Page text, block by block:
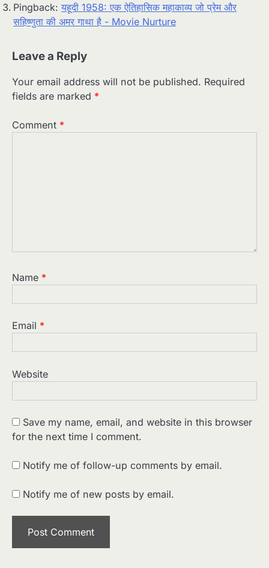
Pingback: यहूदी 1958: एक ऐतिहासिक महाकाव्य जो प्रेम और
सहिष्णुता की अमर गाथा है - Movie Nurture
Leave a Reply
Your email address will not be published. Required
fields are marked *
Comment *
Name *
Email *
Website
Save my name, email, and website in this browser
for the next time I comment.
Notify me of follow-up comments by email.
Notify me of new posts by email.
2
Sonaley Jain
3
The Last Command (1928) Review
Sonaley Jain